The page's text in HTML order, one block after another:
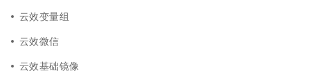
云效变量组
云效微信
云效基础镜像